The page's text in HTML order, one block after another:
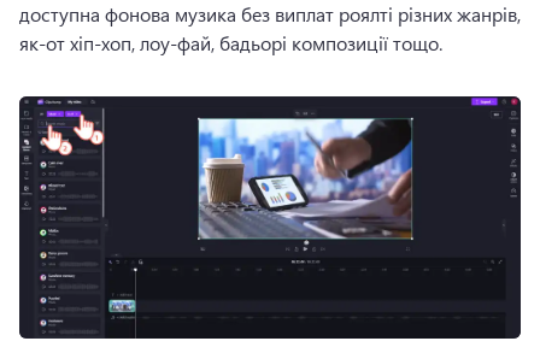
доступна фонова музика без виплат роялті різних жанрів,
як-от хіп-хоп, лоу-фай, бадьорі композиції тощо.